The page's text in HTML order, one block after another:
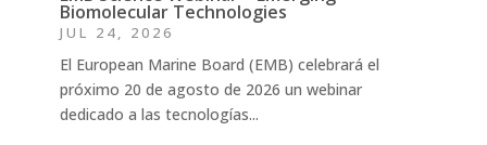
Biomolecular Technologies
JUL 24, 2026
El European Marine Board (EMB) celebrará el
próximo 20 de agosto de 2026 un webinar
dedicado a las tecnologías...